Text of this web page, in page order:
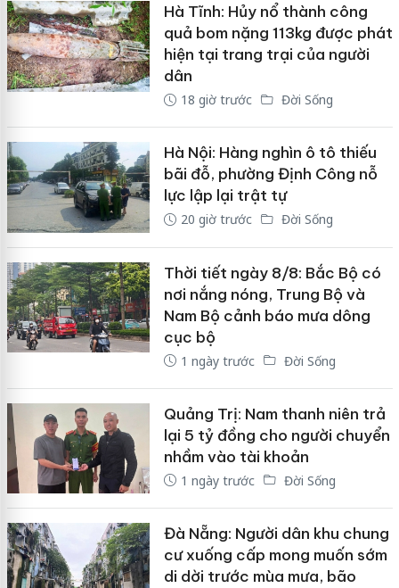
Hà Tĩnh: Hủy nổ thành công
quả bom nặng 113kg được phát
hiện tại trang trại của người
dân
18 giờ trước Đời Sống
Hà Nội: Hàng nghìn ô tô thiếu
bãi đỗ, phường Định Công nỗ
lực lập lại trật tự
20 giờ trước Đời Sống
Thời tiết ngày 8/8: Bắc Bộ có
nơi nắng nóng, Trung Bộ và
Nam Bộ cảnh báo mưa dông
cục bộ
1 ngày trước Đời Sống
Quảng Trị: Nam thanh niên trả
lại 5 tỷ đồng cho người chuyển
nhầm vào tài khoản
1 ngày trước Đời Sống
Đà Nẵng: Người dân khu chung
cư xuống cấp mong muốn sớm
di dời trước mùa mưa, bão